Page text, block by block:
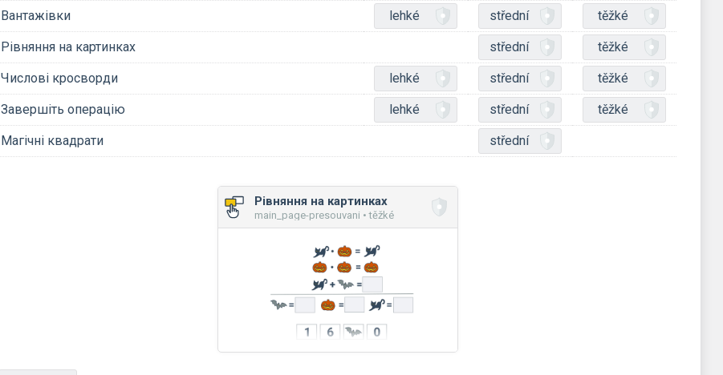
Вантажівки
lehké střední těžké
Рівняння на картинках střední těžké
Числові кросворди lehké střední těžké
Завершіть операцію lehké střední těžké
Магічні квадрати střední
Рівняння на картинках
main_page-presouvani • těžké